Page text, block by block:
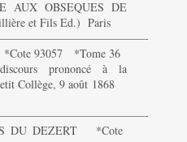
AUX OBSEQUES DE
et Fils Ed.) Paris
93057 *Tome 36
prononcé à la
Collège, 9 août 1868
DU DEZERT *Cote